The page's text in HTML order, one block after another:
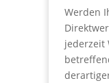
Werden
jederzeit